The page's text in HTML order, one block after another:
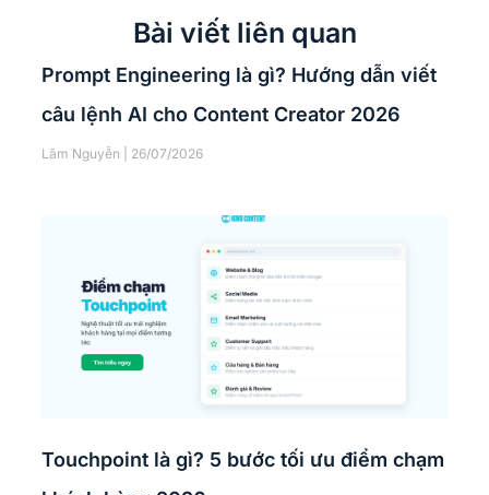
Bài viết liên quan
Prompt Engineering là gì? Hướng dẫn viết
câu lệnh AI cho Content Creator 2026
Lâm Nguyễn 26/07/2026
Touchpoint là gì? 5 bước tối ưu điểm chạm